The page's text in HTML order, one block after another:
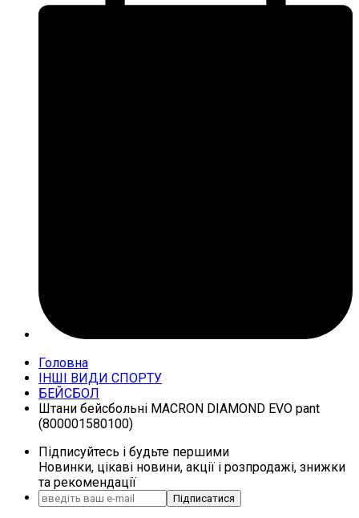
Головна
ІНШІ ВИДИ СПОРТУ
БЕЙСБОЛ
Штани бейсбольні MACRON DIAMOND EVO pant
(800001580100)
Підписуйтесь і будьте першими
Новинки, цікаві новини, акції і розпродажі, знижки
та рекомендації
Підписатися